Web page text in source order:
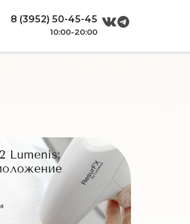
8 (3952) 50-45-45
10:00-20:00